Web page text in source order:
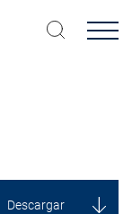
Descargar